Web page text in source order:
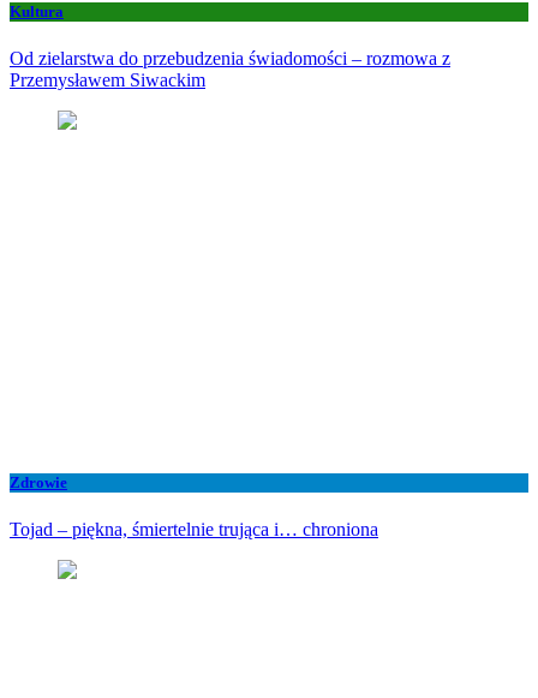
Kultura
Od zielarstwa do przebudzenia świadomości – rozmowa z
Przemysławem Siwackim
Zdrowie
Tojad – piękna, śmiertelnie trująca i… chroniona